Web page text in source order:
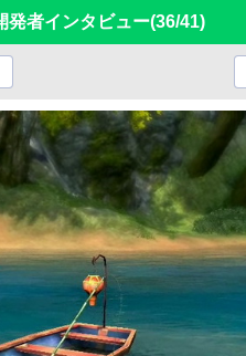
発者インタビュー(36/41)